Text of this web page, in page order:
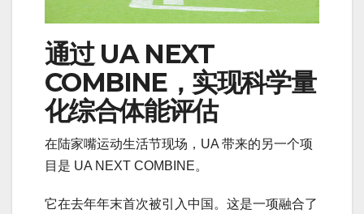
通过 UA NEXT
COMBINE，实现科学量
化综合体能评估
在陆家嘴运动生活节现场，UA 带来的另一个项
目是 UA NEXT COMBINE。
它在去年年末首次被引入中国。这是一项融合了